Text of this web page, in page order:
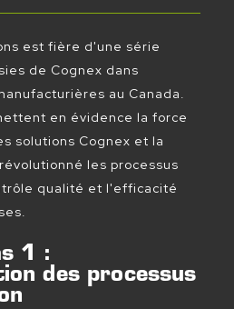
est fière d'une série
de Cognex dans
au Canada.
en évidence la force
solutions Cognex et la
les processus
qualité et l'efficacité
1 :
des processus